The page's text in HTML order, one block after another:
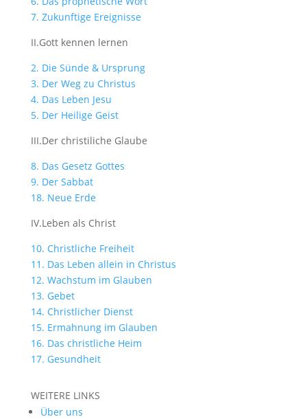
7. Zukunftige Ereignisse
II.Gott kennen lernen
2. Die Sünde & Ursprung
3. Der Weg zu Christus
4. Das Leben Jesu
5. Der Heilige Geist
III.Der christiliche Glaube
8. Das Gesetz Gottes
9. Der Sabbat
18. Neue Erde
IV.Leben als Christ
10. Christliche Freiheit
11. Das Leben allein in Christus
12. Wachstum im Glauben
13. Gebet
14. Christlicher Dienst
15. Ermahnung im Glauben
16. Das christliche Heim
17. Gesundheit
WEITERE LINKS
Über uns